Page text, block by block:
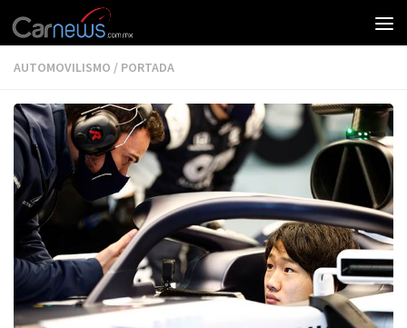
AUTOMOVILISMO / PORTADA